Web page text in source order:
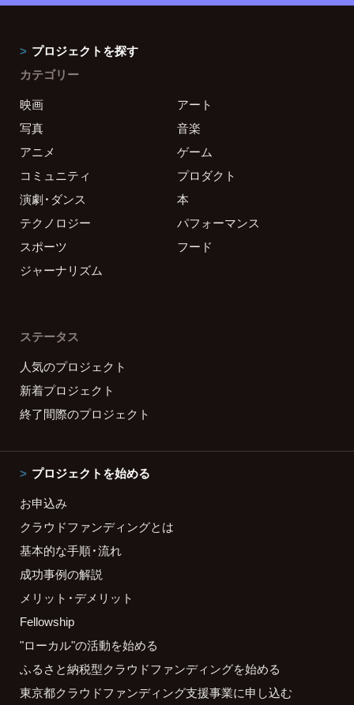
プロジェクトを探す
カテゴリー
映画
アート
写真
音楽
アニメ
ゲーム
コミュニティ
プロダクト
演劇・ダンス
本
テクノロジー
パフォーマンス
スポーツ
フード
ジャーナリズム
ステータス
人気のプロジェクト
新着プロジェクト
終了間際のプロジェクト
プロジェクトを始める
お申込み
クラウドファンディングとは
基本的な手順・流れ
成功事例の解説
メリット・デメリット
Fellowship
"ローカル"の活動を始める
ふるさと納税型クラウドファンディングを始める
東京都クラウドファンディング支援事業に申し込む